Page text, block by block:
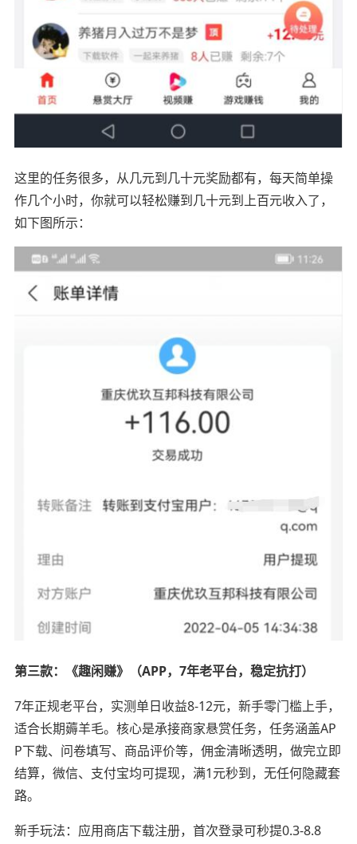
这里的任务很多，从几元到几十元奖励都有，每天简单操
作几个小时，你就可以轻松赚到几十元到上百元收入了，
如下图所示：
第三款：《趣闲赚》（APP，7年老平台，稳定抗打）
7年正规老平台，实测单日收益8-12元，新手零门槛上手，
适合长期薅羊毛。核心是承接商家悬赏任务，任务涵盖AP
P下载、问卷填写、商品评价等，佣金清晰透明，做完立即
结算，微信、支付宝均可提现，满1元秒到，无任何隐藏套
路。
新手玩法：应用商店下载注册，首次登录可秒提0.3-8.8